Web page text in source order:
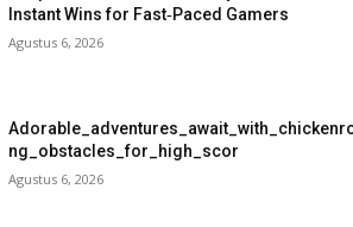
Instant Wins for Fast‑Paced Gamers
Agustus 6, 2026
ng_obstacles_for_high_scor
Agustus 6, 2026